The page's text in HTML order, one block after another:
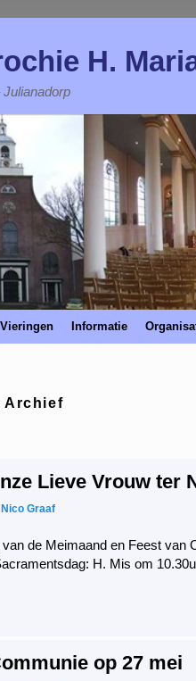
H.
Vieringen Informatie
Archief
Lieve Vrouw ter
Nico Graaf
de Meimaand en Feest
H. Mis om
op 27 mei